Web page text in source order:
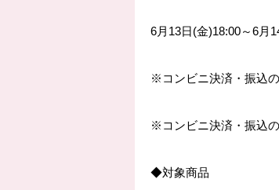
6月 13日(金)18:00～6月
※ コンビニ決済・振込
※ コンビニ決済・振込
◆対象商品